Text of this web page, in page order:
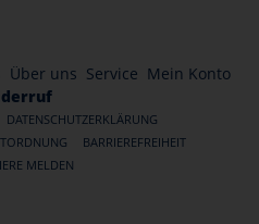
Über uns Service Mein Konto
DATENSCHUTZERKLÄRUNG
BARRIEREFREIHEIT
MELDEN